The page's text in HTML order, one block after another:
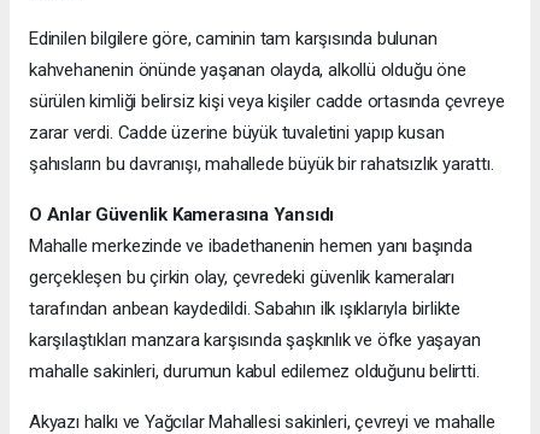
Edinilen bilgilere göre, caminin tam karşısında bulunan
kahvehanenin önünde yaşanan olayda, alkollü olduğu öne
sürülen kimliği belirsiz kişi veya kişiler cadde ortasında çevreye
zarar verdi. Cadde üzerine büyük tuvaletini yapıp kusan
şahısların bu davranışı, mahallede büyük bir rahatsızlık yarattı.
O Anlar Güvenlik Kamerasına Yansıdı
Mahalle merkezinde ve ibadethanenin hemen yanı başında
gerçekleşen bu çirkin olay, çevredeki güvenlik kameraları
tarafından anbean kaydedildi. Sabahın ilk ışıklarıyla birlikte
karşılaştıkları manzara karşısında şaşkınlık ve öfke yaşayan
mahalle sakinleri, durumun kabul edilemez olduğunu belirtti.
Akyazı halkı ve Yağcılar Mahallesi sakinleri, çevreyi ve mahalle